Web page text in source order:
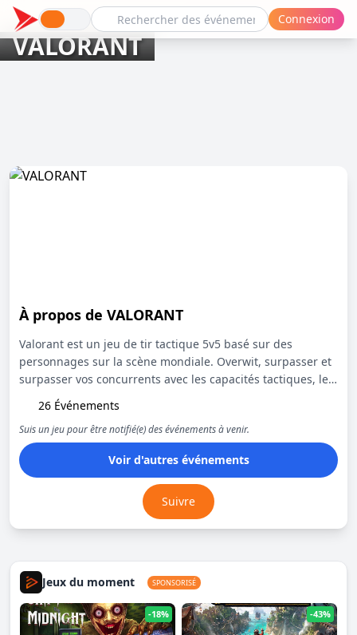
Connexion
VALORANT
À propos de VALORANT
Valorant est un jeu de tir tactique 5v5 basé sur des
personnages sur la scène mondiale. Overwit, surpasser et
surpasser vos concurrents avec les capacités tactiques, le
jeu de tir précis et le travail d'équipe adaptatif.
26 Événements
Suis un jeu pour être notifié(e) des événements à venir.
Voir d'autres événements
Suivre
Jeux du moment SPONSORISÉ
-18% -43%